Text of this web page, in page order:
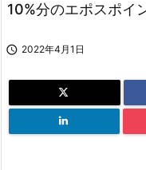
10%分のエポスポイ
 2022年4月1日